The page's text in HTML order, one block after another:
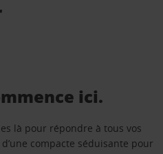
ici.
là pour répondre à tous vos
compacte séduisante pour